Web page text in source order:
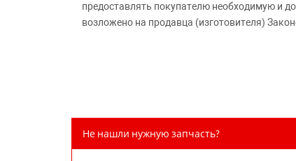
предоставлять покупателю необходимую и
возложено на продавца (изготовителя)
Не нашли нужную запчасть?